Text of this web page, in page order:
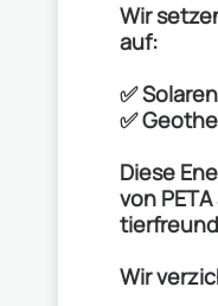
Wir
auf:
✅
✅
Diese
von
Wir